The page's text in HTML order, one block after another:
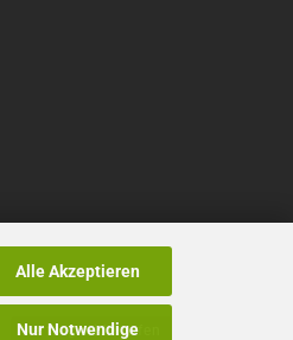
Alle Akzeptieren
Nur Notwendige
Vertrag widerrufen